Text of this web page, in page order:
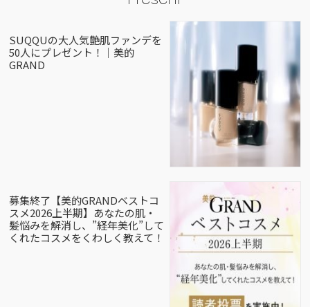
SUQQUの大人気艶肌ファンデを
50人にプレゼント！｜美的
GRAND
募集終了【美的GRANDベストコ
スメ2026上半期】あなたの肌・
髪悩みを解消し、”経年美化”して
くれたコスメをくわしく教えて！